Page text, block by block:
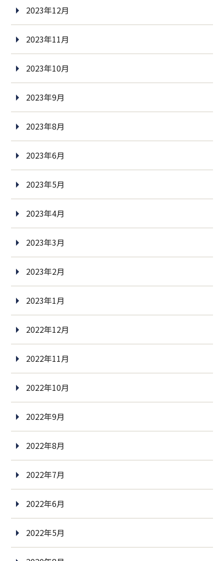
2023年12月
2023年11月
2023年10月
2023年9月
2023年8月
2023年6月
2023年5月
2023年4月
2023年3月
2023年2月
2023年1月
2022年12月
2022年11月
2022年10月
2022年9月
2022年8月
2022年7月
2022年6月
2022年5月